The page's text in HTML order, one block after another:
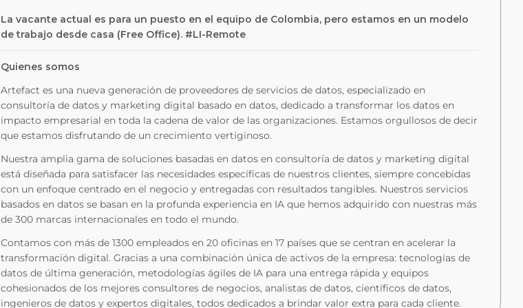
La vacante actual es para un puesto en el equipo de Colombia, pero estamos en un modelo
de trabajo desde casa (Free Office). #LI-Remote
Quienes somos
Artefact es una nueva generación de proveedores de servicios de datos, especializado en
consultoría de datos y marketing digital basado en datos, dedicado a transformar los datos en
impacto empresarial en toda la cadena de valor de las organizaciones. Estamos orgullosos de decir
que estamos disfrutando de un crecimiento vertiginoso.
Nuestra amplia gama de soluciones basadas en datos en consultoría de datos y marketing digital
está diseñada para satisfacer las necesidades específicas de nuestros clientes, siempre concebidas
con un enfoque centrado en el negocio y entregadas con resultados tangibles. Nuestros servicios
basados en datos se basan en la profunda experiencia en IA que hemos adquirido con nuestras más
de 300 marcas internacionales en todo el mundo.
Contamos con más de 1300 empleados en 20 oficinas en 17 países que se centran en acelerar la
transformación digital. Gracias a una combinación única de activos de la empresa: tecnologías de
datos de última generación, metodologías ágiles de IA para una entrega rápida y equipos
cohesionados de los mejores consultores de negocios, analistas de datos, científicos de datos,
ingenieros de datos y expertos digitales, todos dedicados a brindar valor extra para cada cliente.